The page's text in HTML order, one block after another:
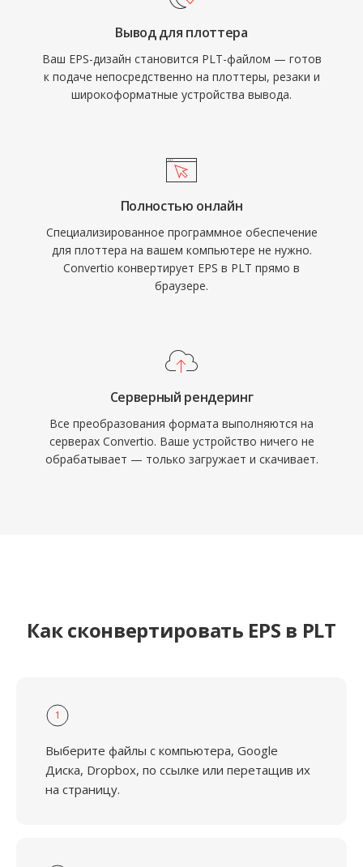
Вывод для плоттера
Ваш EPS-дизайн становится PLT-файлом — готов
к подаче непосредственно на плоттеры, резаки и
широкоформатные устройства вывода.
Полностью онлайн
Специализированное программное обеспечение
для плоттера на вашем компьютере не нужно.
Convertio конвертирует EPS в PLT прямо в
браузере.
Серверный рендеринг
Все преобразования формата выполняются на
серверах Convertio. Ваше устройство ничего не
обрабатывает — только загружает и скачивает.
Как сконвертировать EPS в PLT
1
Выберите файлы с компьютера, Google
Диска, Dropbox, по ссылке или перетащив их
на страницу.